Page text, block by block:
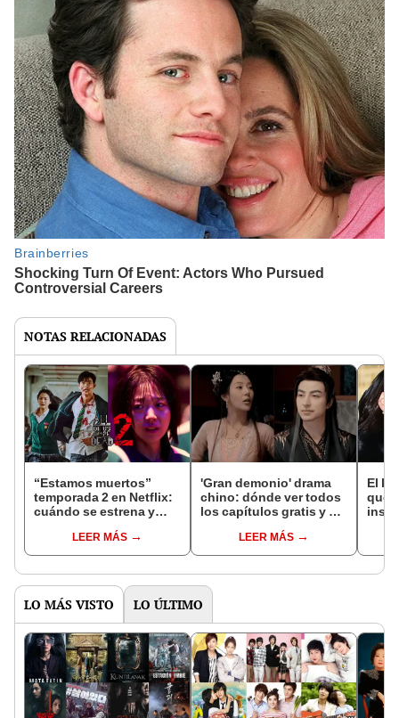
NOTAS RELACIONADAS
“Estamos muertos”
temporada 2 en Netflix:
cuándo se estrena y
temporadaLEER MÁS
'Gran demonio' drama
chino: dónde ver todos
los capítulos gratis y en
LEER MÁS
El k-
que
LO MÁS VISTO LO ÚLTIMO